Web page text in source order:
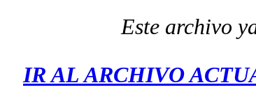
Este archivo
IR AL ARCHIVO